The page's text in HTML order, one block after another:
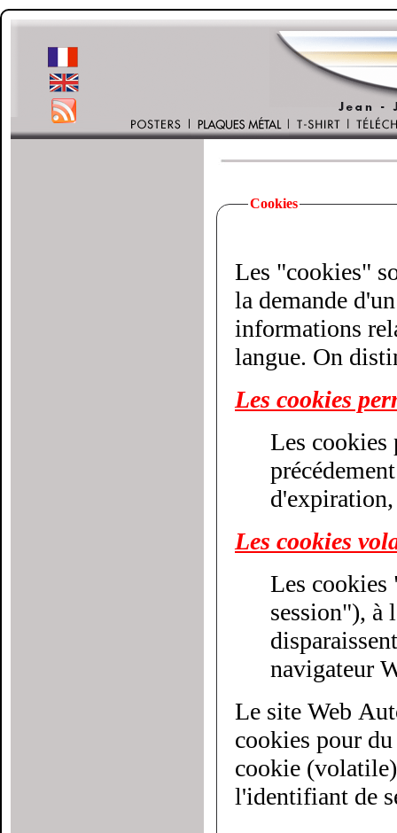
Cookies
Les "cookies"
la demande
informations relatives à votre
langue. On
Les cookies
Les cookies
précédement
Les cookies
Les cookies
session"), à la
navigateur
Le site Web
cookies pour du
cookie
l'identifiant de